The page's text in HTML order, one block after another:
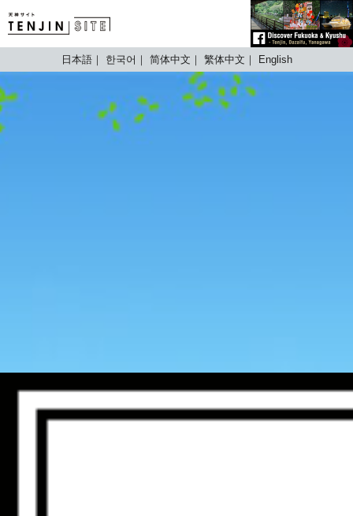
TENJIN SITE
日本語 한국어 简体中文 繁体中文 English